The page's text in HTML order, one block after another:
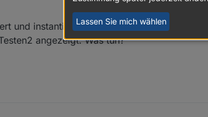
und instantiiert,, bekomme aber in der
angezeigt. Was tun?
Lassen Sie mich wählen